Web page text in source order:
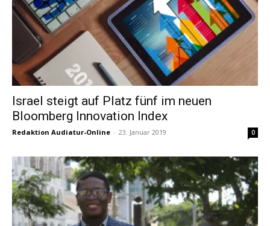
Israel steigt auf Platz fünf im neuen
Bloomberg Innovation Index
Redaktion Audiatur-Online - 23. Januar 2019 0